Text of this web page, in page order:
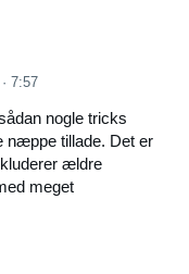
7:57
nogle tricks
næppe tillade. Det er
ældre
meget